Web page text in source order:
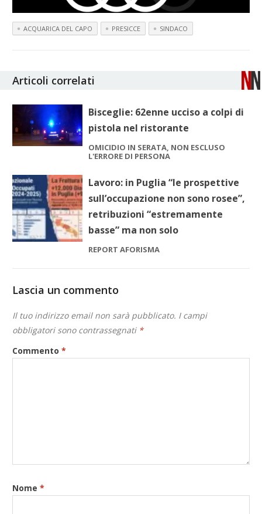
ACQUARICA DEL CAPO PRESICCE SINDACO
Articoli correlati
Bisceglie: 62enne ucciso a colpi di
pistola nel ristorante
OMICIDIO IN SERATA, NON ESCLUSO
L'ERRORE DI PERSONA
Lavoro: in Puglia “le prospettive
sull’occupazione non sono rosee”,
retribuzioni “estremamente
basse” ma non solo
REPORT AFORISMA
Lascia un commento
Il tuo indirizzo email non sarà pubblicato. I campi
obbligatori sono contrassegnati *
Commento*
Nome*